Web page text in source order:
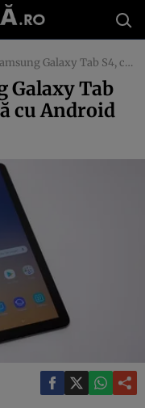
S4, cea mai bună tabletă cu Android din 2018
Galaxy Tab
cu Android